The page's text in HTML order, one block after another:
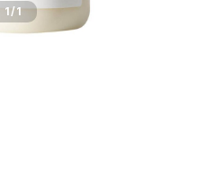
1/1